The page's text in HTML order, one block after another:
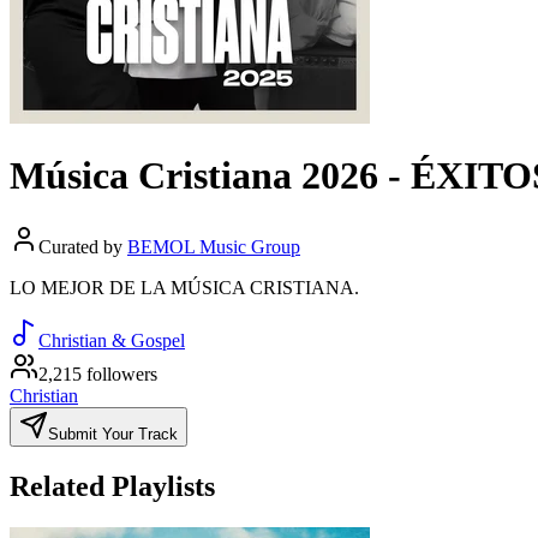
Música Cristiana 2026 -
Curated by BEMOL Music Group
LO MEJOR DE LA MÚSICA CRISTIANA.
Christian & Gospel
2,215 followers
Christian
Submit Your Track
Related Playlists